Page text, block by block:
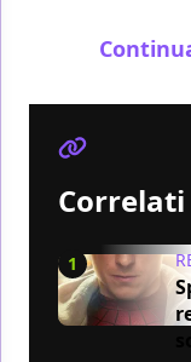
Correlati
1